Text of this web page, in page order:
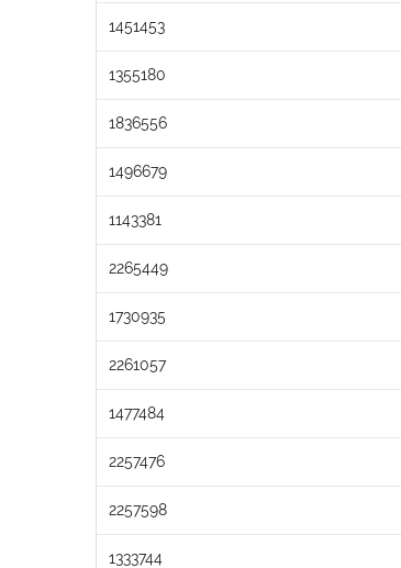
1451453
1355180
1836556
1496679
1143381
2265449
1730935
2261057
1477484
2257476
2257598
1333744